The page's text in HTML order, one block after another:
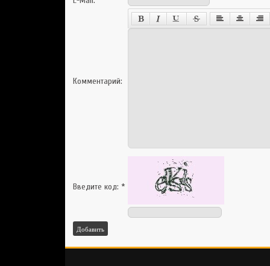
Комментарий:
Введите код: *
Добавить